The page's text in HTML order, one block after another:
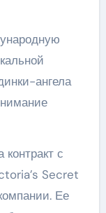
ангела
с
Secret
Ее